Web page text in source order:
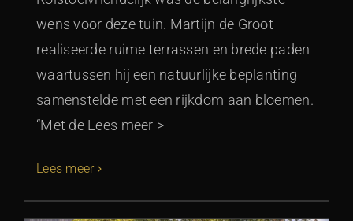
wens voor deze tuin. Martijn de Groot
realiseerde ruime terrassen en brede paden
waartussen hij een natuurlijke beplanting
samenstelde met een rijkdom aan bloemen.
“Met de Lees meer >
Lees meer